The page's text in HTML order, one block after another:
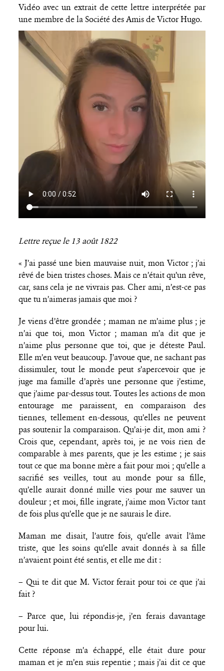
Vidéo avec un extrait de cette lettre interprétée par
une membre de la Société des Amis de Victor Hugo.
Lettre reçue le 13 août 1822
« J’ai passé une bien mauvaise nuit, mon Victor ; j’ai
rêvé de bien tristes choses. Mais ce n’était qu’un rêve,
car, sans cela je ne vivrais pas. Cher ami, n’est-ce pas
que tu n’aimeras jamais que moi ?
Je viens d’être grondée ; maman ne m’aime plus ; je
n’ai que toi, mon Victor ; maman m’a dit que je
n’aime plus personne que toi, que je déteste Paul.
Elle m’en veut beaucoup. J’avoue que, ne sachant pas
dissimuler, tout le monde peut s’apercevoir que je
juge ma famille d’après une personne que j’estime,
que j’aime par-dessus tout. Toutes les actions de mon
entourage me paraissent, en comparaison des
tiennes, tellement en-dessous, qu’elles ne peuvent
pas soutenir la comparaison. Qu’ai-je dit, mon ami ?
Crois que, cependant, après toi, je ne vois rien de
comparable à mes parents, que je les estime ; je sais
tout ce que ma bonne mère a fait pour moi ; qu’elle a
sacrifié ses veilles, tout au monde pour sa fille,
qu’elle aurait donné mille vies pour me sauver un
douleur ; et moi, fille ingrate, j’aime mon Victor tant
de fois plus qu’elle que je ne saurais le dire.
Maman me disait, l’autre fois, qu’elle avait l’âme
triste, que les soins qu’elle avait donnés à sa fille
n’avaient point été sentis, et elle me dit :
– Qui te dit que M. Victor ferait pour toi ce que j’ai
fait ?
– Parce que, lui répondis-je, j’en ferais davantage
pour lui.
Cette réponse m’a échappé, elle était dure pour
maman et je m’en suis repentie ; mais j’ai dit ce que